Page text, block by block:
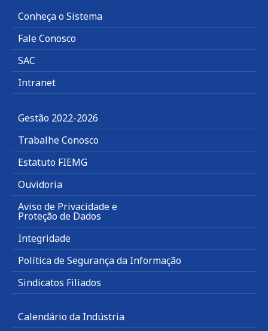
Conheça o Sistema
Fale Conosco
SAC
Intranet
Gestão 2022-2026
Trabalhe Conosco
Estatuto FIEMG
Ouvidoria
Aviso de Privacidade e
Proteção de Dados
Integridade
Política de Segurança da Informação
Sindicatos Filiados
Calendário da Indústria